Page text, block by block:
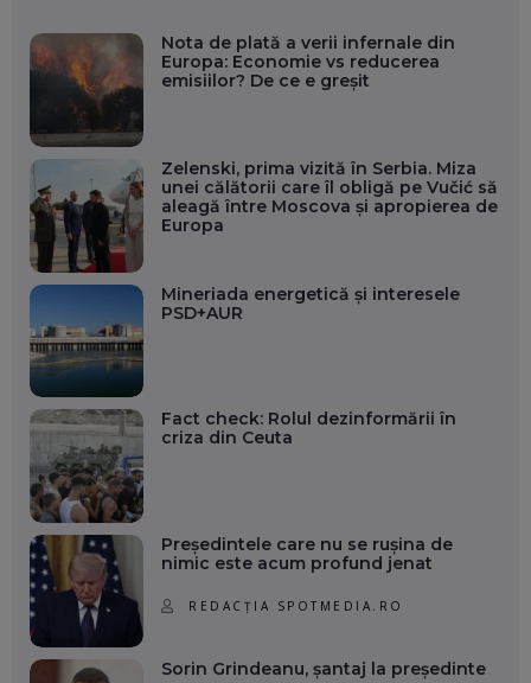
Nota de plată a verii infernale din
Europa: Economie vs reducerea
emisiilor? De ce e greșit
Zelenski, prima vizită în Serbia. Miza
unei călătorii care îl obligă pe Vučić să
aleagă între Moscova și apropierea de
Europa
Mineriada energetică și interesele
PSD+AUR
Fact check: Rolul dezinformării în
criza din Ceuta
Președintele care nu se rușina de
nimic este acum profund jenat
REDACȚIA SPOTMEDIA.RO
Sorin Grindeanu, șantaj la președinte